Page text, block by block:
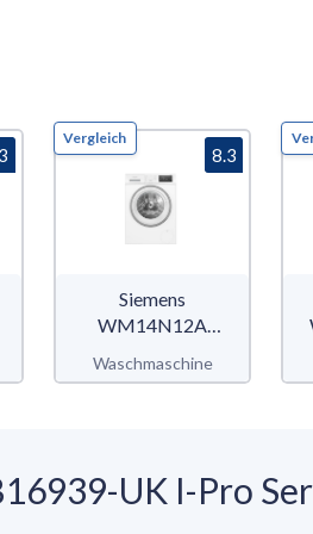
Vergleich
Siemens
WM14N12A
Waschmaschine
8.3
UK I-Pro